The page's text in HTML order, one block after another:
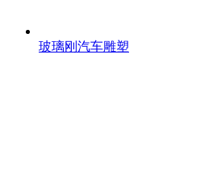
玻璃刚汽车雕塑